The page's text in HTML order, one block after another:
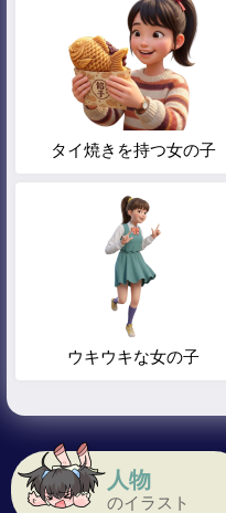
人物
のイラスト
タイ焼きを持つ女の子
ウキウキな女の子